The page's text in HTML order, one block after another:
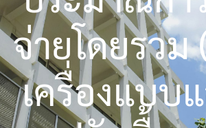
จ่ายโดยรวม
เครื่องแบบ